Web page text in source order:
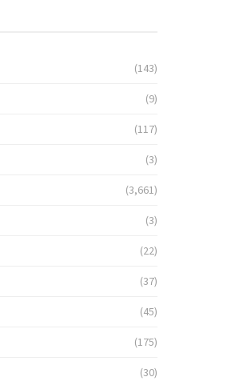
(143)
(9)
(117)
(3)
(3,661)
(3)
(22)
(37)
(45)
(175)
(30)